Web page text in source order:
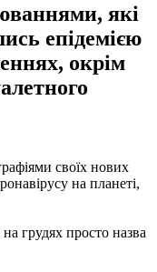
які
епідемією
окрім
своїх нових
на планеті,
грудях просто назва